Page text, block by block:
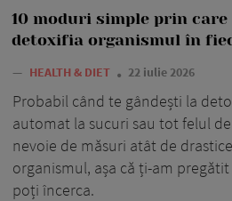
10 moduri simple prin
detoxifia organismul în
— HEALTH & DIET 22 iulie 2026
Probabil când te gândești la
automat la sucuri sau tot felul
nevoie de măsuri atât de
organismul, așa că ți-am
poți încerca.